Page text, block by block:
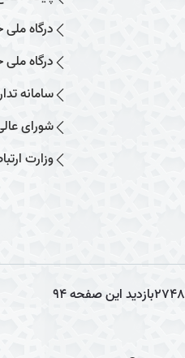
درگاه
درگاه
سامانه
شورای
وزارت
2748بازدید این صفحه94